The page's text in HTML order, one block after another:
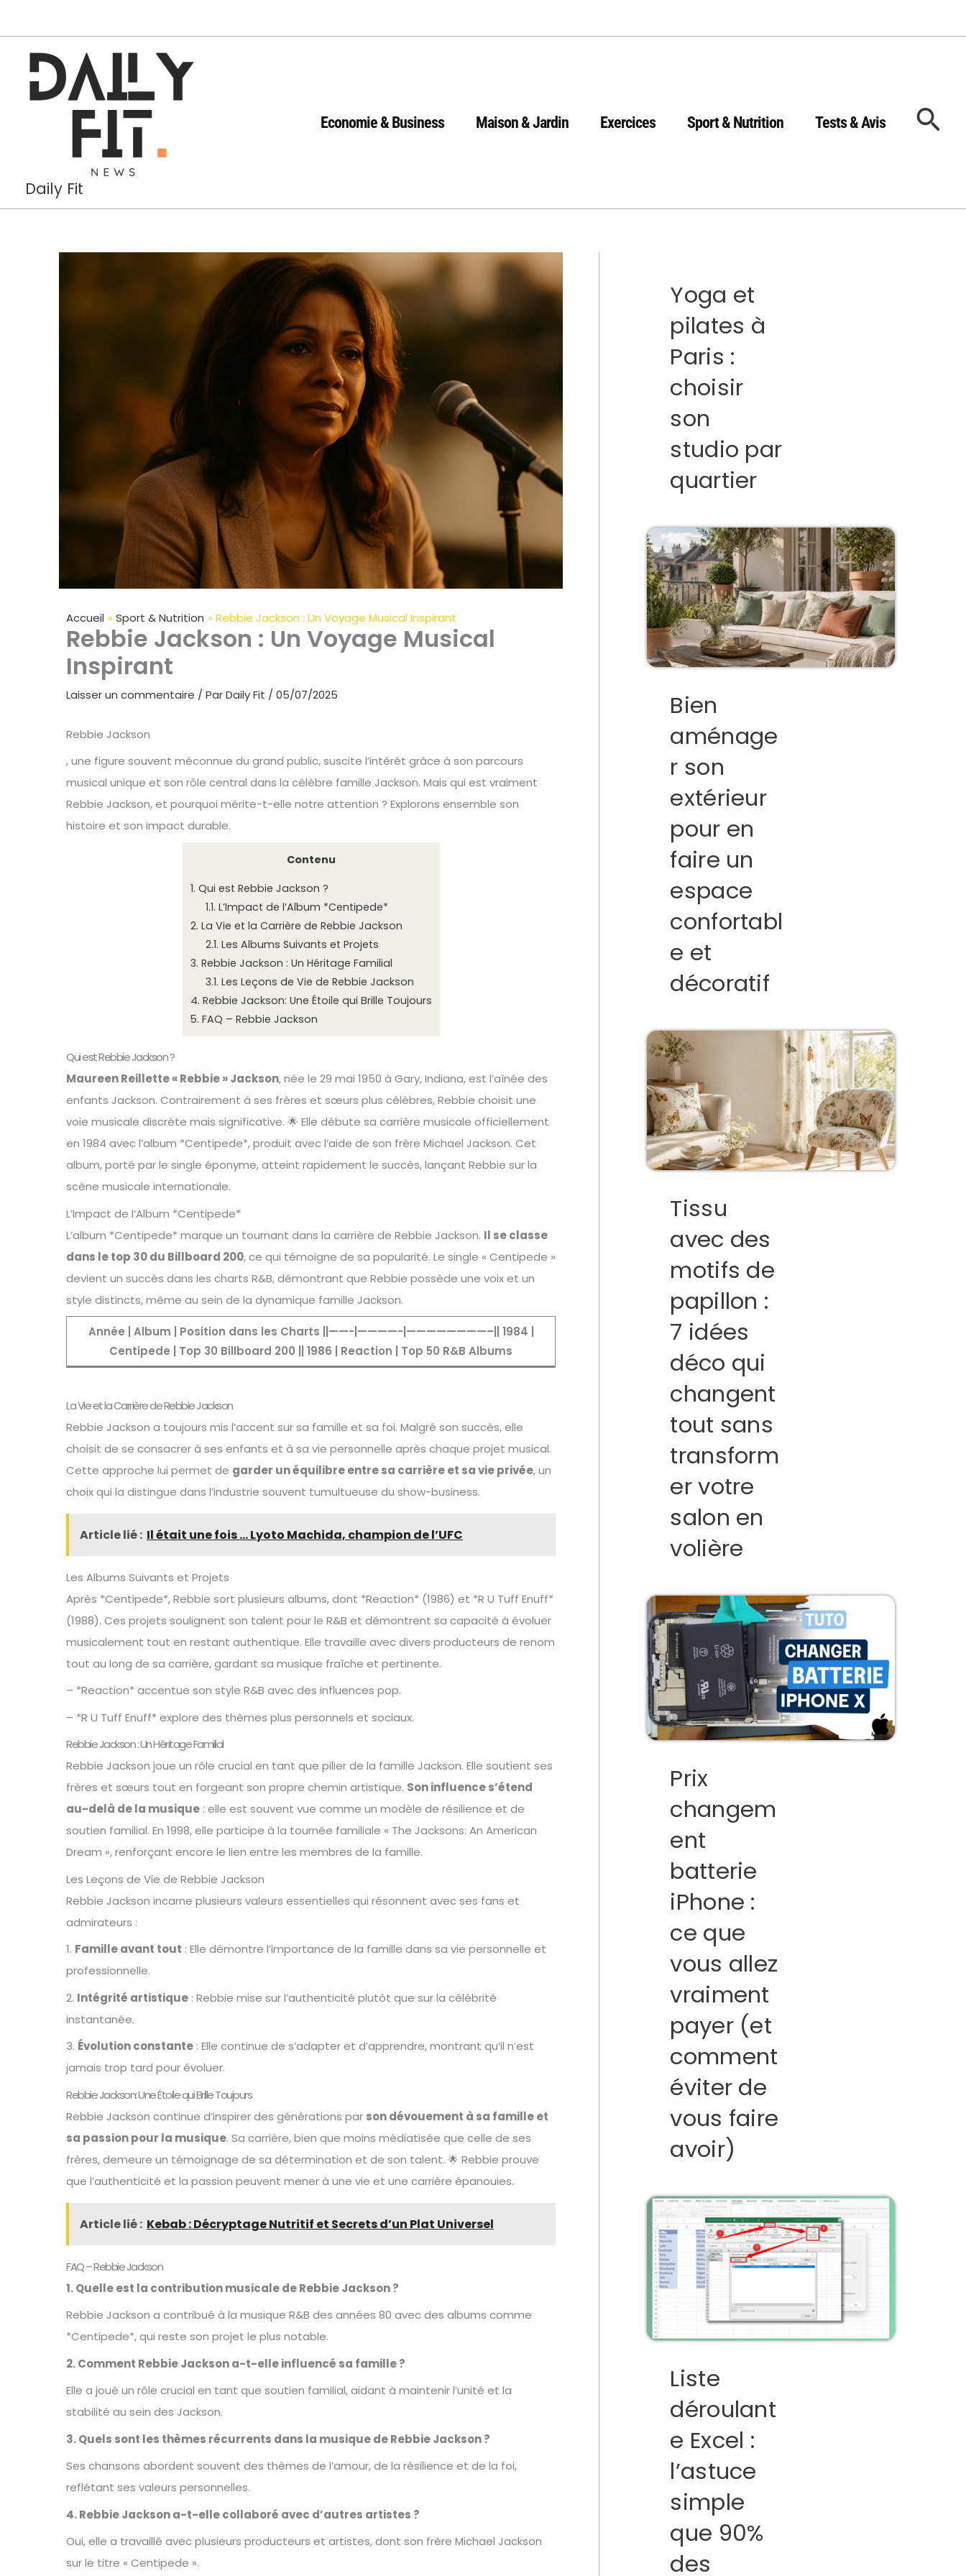
Daily Fit
Economie & Business Maison & Jardin Exercices Sport & Nutrition Tests & Avis
Accueil Sport & Nutrition Rebbie Jackson : Un Voyage Musical Inspirant
Rebbie Jackson : Un Voyage Musical
Inspirant
Laisser un commentaire / ParDaily Fit /05/07/2025
Rebbie Jackson
, une figure souvent méconnue du grand public, suscite l’intérêt grâce à son parcours
musical unique et son rôle central dans la célèbre famille Jackson. Mais qui est vraiment
Rebbie Jackson, et pourquoi mérite-t-elle notre attention ? Explorons ensemble son
histoire et son impact durable.
Contenu
1. Qui est Rebbie Jackson ?
1.1. L’Impact de l’Album *Centipede*
2. La Vie et la Carrière de Rebbie Jackson
2.1. Les Albums Suivants et Projets
3. Rebbie Jackson : Un Héritage Familial
3.1. Les Leçons de Vie de Rebbie Jackson
4. Rebbie Jackson: Une Étoile qui Brille Toujours
5. FAQ – Rebbie Jackson
Qui est Rebbie Jackson ?
Maureen Reillette « Rebbie » Jackson, née le 29 mai 1950 à Gary, Indiana, est l’aînée des
enfants Jackson. Contrairement à ses frères et sœurs plus célèbres, Rebbie choisit une
voie musicale discrète mais significative. 🌟 Elle débute sa carrière musicale officiellement
en 1984 avec l’album *Centipede*, produit avec l’aide de son frère Michael Jackson. Cet
album, porté par le single éponyme, atteint rapidement le succès, lançant Rebbie sur la
scène musicale internationale.
L’Impact de l’Album *Centipede*
L’album *Centipede* marque un tournant dans la carrière de Rebbie Jackson. Il se classe
dans le top 30 du Billboard 200, ce qui témoigne de sa popularité. Le single « Centipede »
devient un succès dans les charts R&B, démontrant que Rebbie possède une voix et un
style distincts, même au sein de la dynamique famille Jackson.
Année | Album | Position dans les Charts ||——-|————-|————————–|| 1984 |
Centipede | Top 30 Billboard 200 || 1986 | Reaction | Top 50 R&B Albums
La Vie et la Carrière de Rebbie Jackson
Rebbie Jackson a toujours mis l’accent sur sa famille et sa foi. Malgré son succès, elle
choisit de se consacrer à ses enfants et à sa vie personnelle après chaque projet musical.
Cette approche lui permet de garder un équilibre entre sa carrière et sa vie privée, un
choix qui la distingue dans l’industrie souvent tumultueuse du show-business.
Article lié : Il était une fois … Lyoto Machida, champion de l’UFC
Les Albums Suivants et Projets
Après *Centipede*, Rebbie sort plusieurs albums, dont *Reaction* (1986) et *R U Tuff Enuff*
(1988). Ces projets soulignent son talent pour le R&B et démontrent sa capacité à évoluer
musicalement tout en restant authentique. Elle travaille avec divers producteurs de renom
tout au long de sa carrière, gardant sa musique fraîche et pertinente.
– *Reaction* accentue son style R&B avec des influences pop.
– *R U Tuff Enuff* explore des thèmes plus personnels et sociaux.
Rebbie Jackson : Un Héritage Familial
Rebbie Jackson joue un rôle crucial en tant que pilier de la famille Jackson. Elle soutient ses
frères et sœurs tout en forgeant son propre chemin artistique. Son influence s’étend
au-delà de la musique : elle est souvent vue comme un modèle de résilience et de
soutien familial. En 1998, elle participe à la tournée familiale « The Jacksons: An American
Dream », renforçant encore le lien entre les membres de la famille.
Les Leçons de Vie de Rebbie Jackson
Rebbie Jackson incarne plusieurs valeurs essentielles qui résonnent avec ses fans et
admirateurs :
1. Famille avant tout : Elle démontre l’importance de la famille dans sa vie personnelle et
professionnelle.
2. Intégrité artistique : Rebbie mise sur l’authenticité plutôt que sur la célébrité
instantanée.
3. Évolution constante : Elle continue de s’adapter et d’apprendre, montrant qu’il n’est
jamais trop tard pour évoluer.
Rebbie Jackson: Une Étoile qui Brille Toujours
Rebbie Jackson continue d’inspirer des générations par son dévouement à sa famille et
sa passion pour la musique. Sa carrière, bien que moins médiatisée que celle de ses
frères, demeure un témoignage de sa détermination et de son talent. 🌟 Rebbie prouve
que l’authenticité et la passion peuvent mener à une vie et une carrière épanouies.
Article lié : Kebab : Décryptage Nutritif et Secrets d’un Plat Universel
FAQ – Rebbie Jackson
1. Quelle est la contribution musicale de Rebbie Jackson ?
Rebbie Jackson a contribué à la musique R&B des années 80 avec des albums comme
*Centipede*, qui reste son projet le plus notable.
2. Comment Rebbie Jackson a-t-elle influencé sa famille ?
Elle a joué un rôle crucial en tant que soutien familial, aidant à maintenir l’unité et la
stabilité au sein des Jackson.
3. Quels sont les thèmes récurrents dans la musique de Rebbie Jackson ?
Ses chansons abordent souvent des thèmes de l’amour, de la résilience et de la foi,
reflétant ses valeurs personnelles.
4. Rebbie Jackson a-t-elle collaboré avec d’autres artistes ?
Oui, elle a travaillé avec plusieurs producteurs et artistes, dont son frère Michael Jackson
sur le titre « Centipede ».
Yoga et
pilates à
Paris :
choisir
son
studio par
quartier
Bien
aménage
r son
extérieur
pour en
faire un
espace
confortabl
e et
décoratif
Tissu
avec des
motifs de
papillon :
7 idées
déco qui
changent
tout sans
transform
er votre
salon en
volière
Prix
changem
ent
batterie
iPhone :
ce que
vous allez
vraiment
payer (et
comment
éviter de
vous faire
avoir)
Liste
déroulant
e Excel :
l’astuce
simple
que 90%
des